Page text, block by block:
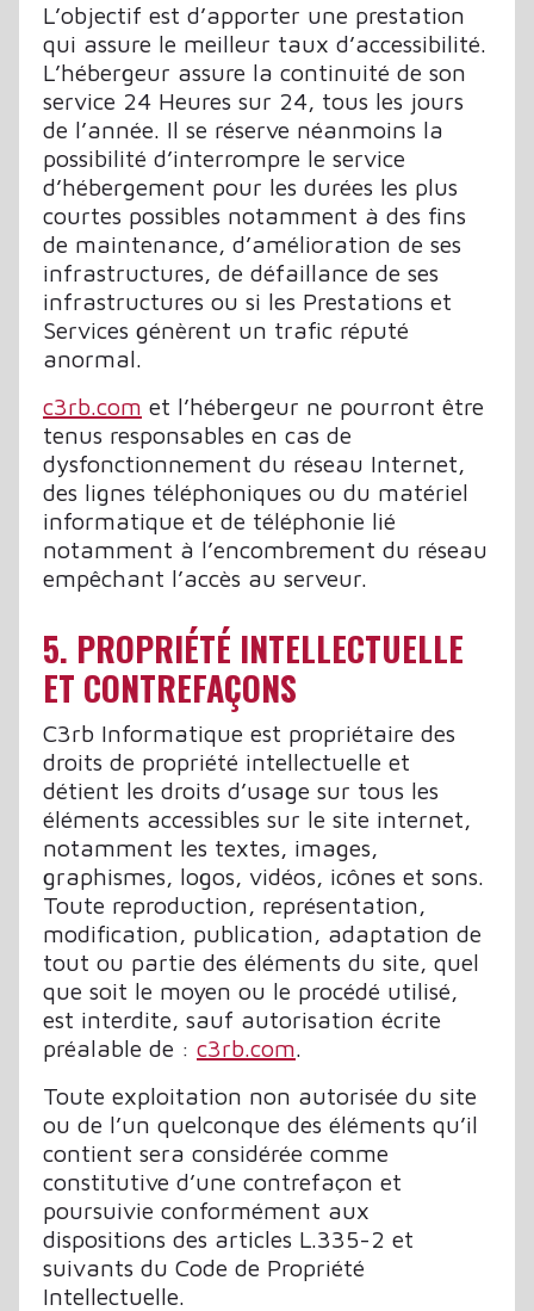
L’objectif est d’apporter une prestation
qui assure le meilleur taux d’accessibilité.
L’hébergeur assure la continuité de son
service 24 Heures sur 24, tous les jours
de l’année. Il se réserve néanmoins la
possibilité d’interrompre le service
d’hébergement pour les durées les plus
courtes possibles notamment à des fins
de maintenance, d’amélioration de ses
infrastructures, de défaillance de ses
infrastructures ou si les Prestations et
Services génèrent un trafic réputé
anormal.
c3rb.com et l’hébergeur ne pourront être
tenus responsables en cas de
dysfonctionnement du réseau Internet,
des lignes téléphoniques ou du matériel
informatique et de téléphonie lié
notamment à l’encombrement du réseau
empêchant l’accès au serveur.
5. PROPRIÉTÉ INTELLECTUELLE
ET CONTREFAÇONS
C3rb Informatique est propriétaire des
droits de propriété intellectuelle et
détient les droits d’usage sur tous les
éléments accessibles sur le site internet,
notamment les textes, images,
graphismes, logos, vidéos, icônes et sons.
Toute reproduction, représentation,
modification, publication, adaptation de
tout ou partie des éléments du site, quel
que soit le moyen ou le procédé utilisé,
est interdite, sauf autorisation écrite
préalable de : c3rb.com.
Toute exploitation non autorisée du site
ou de l’un quelconque des éléments qu’il
contient sera considérée comme
constitutive d’une contrefaçon et
poursuivie conformément aux
dispositions des articles L.335-2 et
suivants du Code de Propriété
Intellectuelle.